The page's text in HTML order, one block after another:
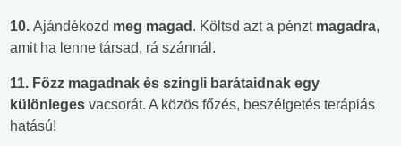
10. Ajándékozd meg magad . Költsd azt a pénzt magadra,
amit ha lenne társad, rá szánnál.
11. Főzz magadnak és szingli barátaidnak egy
különleges vacsorát. A közös főzés, beszélgetés terápiás
hatású!